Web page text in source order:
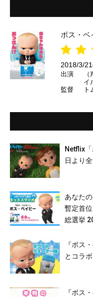
ボス・ベ
2018/3/
出演
イ
監督 ト
Netflix
日より
あなた
暫定首
総選挙
『ボス
とコラ
『ボス